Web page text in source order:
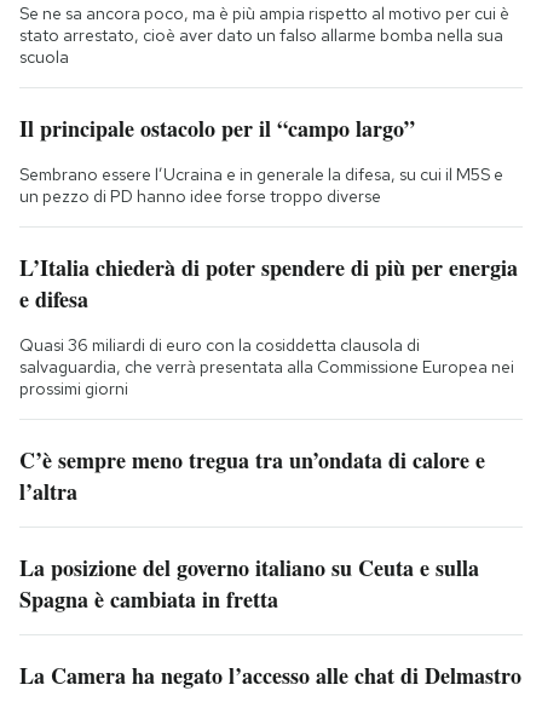
Se ne sa ancora poco, ma è più ampia rispetto al motivo per cui è
stato arrestato, cioè aver dato un falso allarme bomba nella sua
scuola
Il principale ostacolo per il “campo largo”
Sembrano essere l’Ucraina e in generale la difesa, su cui il M5S e
un pezzo di PD hanno idee forse troppo diverse
L’Italia chiederà di poter spendere di più per energia
e difesa
Quasi 36 miliardi di euro con la cosiddetta clausola di
salvaguardia, che verrà presentata alla Commissione Europea nei
prossimi giorni
C’è sempre meno tregua tra un’ondata di calore e
l’altra
La posizione del governo italiano su Ceuta e sulla
Spagna è cambiata in fretta
La Camera ha negato l’accesso alle chat di Delmastro